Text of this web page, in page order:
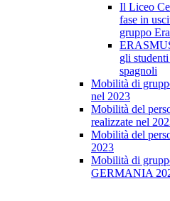
Il Liceo
fase in
gruppo
gli
spagnoli
Mobilità di
nel 2023
Mobilità del
realizzate nel
Mobilità del
2023
Mobilità di
GERMANIA